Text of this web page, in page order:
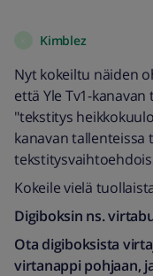
Kimblez
Nyt kokeiltu näiden
että Yle Tv1-
"tekstitys
kanavan tallenteissa
Kokeile vielä
Digiboksin ns.
Ota digiboksista
virtanappi pohjaan,